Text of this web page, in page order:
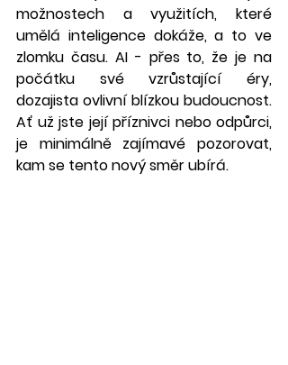
možnostech a využitích, které
umělá inteligence dokáže, a to ve
zlomku času. AI - přes to, že je na
počátku své vzrůstající éry,
dozajista ovlivní blízkou budoucnost.
Ať už jste její příznivci nebo odpůrci,
je minimálně zajímavé pozorovat,
kam se tento nový směr ubírá.